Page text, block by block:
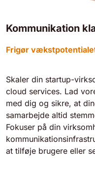
Kommunikation
Frigør
Skaler din startup-
cloud services. Lad
med dig og sikre, at
samarbejde altid
Fokuser på din
at tilføje brugere eller